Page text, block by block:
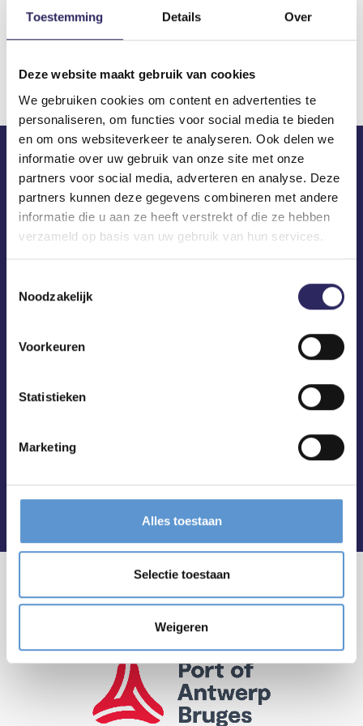
Toestemming Details Over
Deze website maakt gebruik van cookies
We gebruiken cookies om content en advertenties te
personaliseren, om functies voor social media te bieden
en om ons websiteverkeer te analyseren. Ook delen we
informatie over uw gebruik van onze site met onze
partners voor social media, adverteren en analyse. Deze
partners kunnen deze gegevens combineren met andere
informatie die u aan ze heeft verstrekt of die ze hebben
verzameld op basis van uw gebruik van hun services.
Noodzakelijk
Voorkeuren
Statistieken
Marketing
Alles toestaan
Selectie toestaan
Weigeren
ECA in je mailbox?